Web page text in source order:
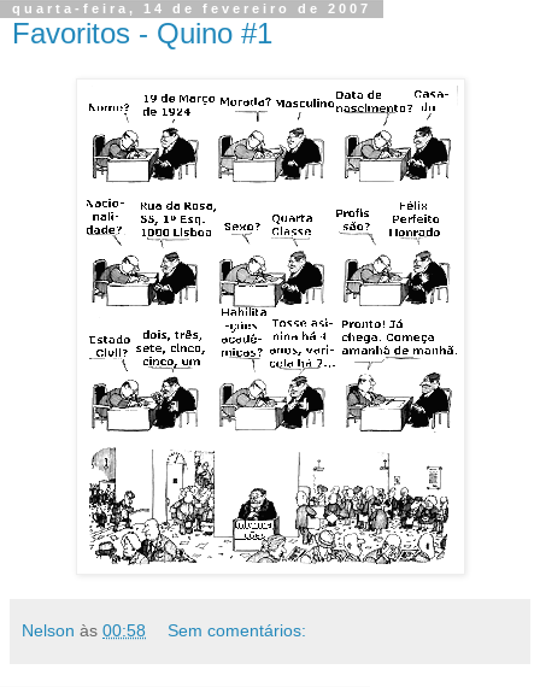
quarta-feira, 14 de fevereiro de 2007
Favoritos - Quino #1
Nelson às 00:58 Sem comentários: